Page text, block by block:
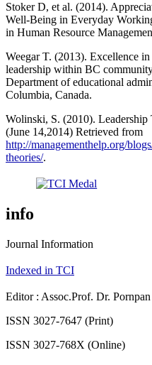
Stoker D, et al. (2014).
Well-Being in Everyday
in Human Resource
Weegar T. (2013). Excellence
leadership within BC
Department of educational
Columbia, Canada.
Wolinski, S. (2010). Leadership
(June 14,2014) Retrieved from
http://managementhelp.org/
theories/.
info
Journal Information
Indexed in TCI
Editor : Assoc.Prof. Dr.
ISSN 3027-7647 (Print)
ISSN 3027-768X (Online)